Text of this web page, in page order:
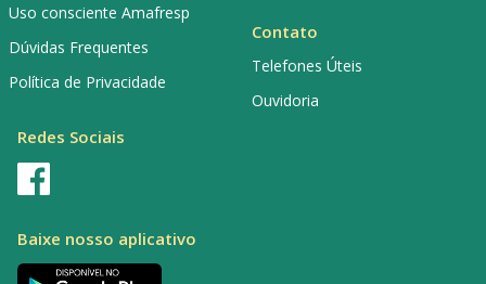
Uso consciente Amafresp
Dúvidas Frequentes
Política de Privacidade
Contato
Telefones Úteis
Ouvidoria
Redes Sociais
Baixe nosso aplicativo